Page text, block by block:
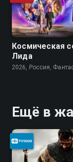
Космическая
Лида
2026, Россия,
Ещё в